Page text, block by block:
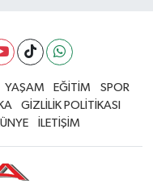
YAŞAM EĞİTİM
SPOR
GİZLİLİK POLİTİKASI
İLETİŞİM